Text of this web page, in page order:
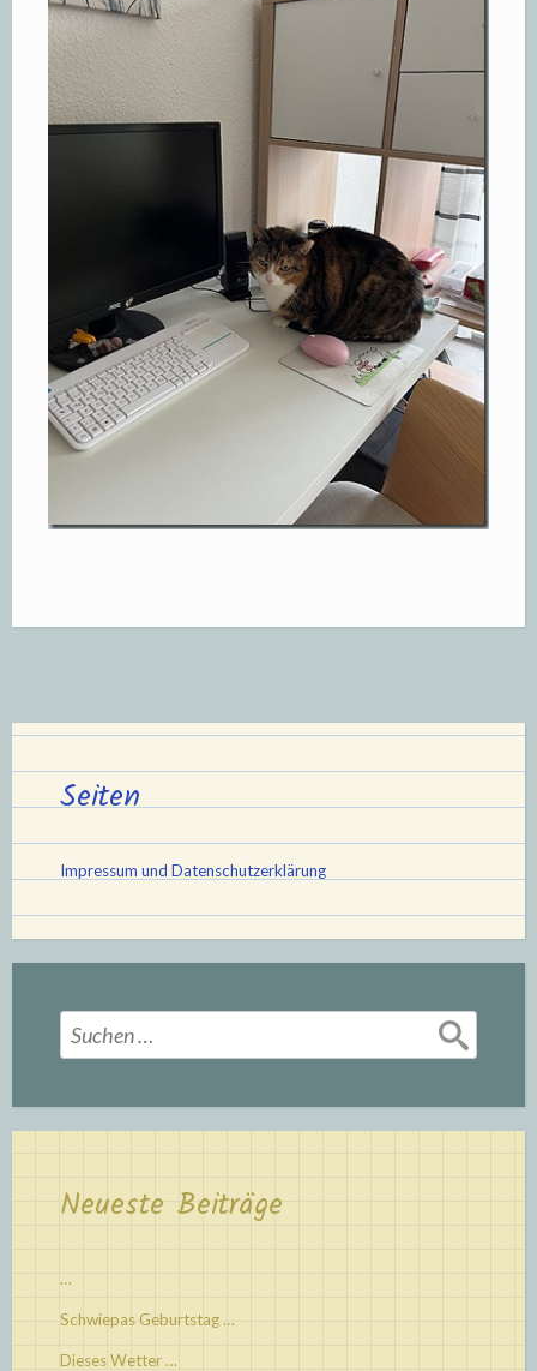
Seiten
Impressum und Datenschutzerklärung
Suchen
nach:
Neueste Beiträge
…
Schwiepas Geburtstag …
Dieses Wetter …